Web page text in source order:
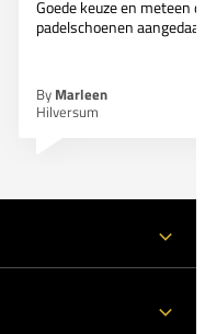
Goede keuze en meteen
padelschoenen
By Marleen
Hilversum